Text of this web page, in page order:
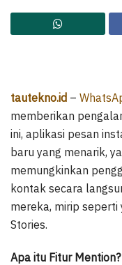
tautekno.id –
memberikan
ini, aplikasi pesan
baru yang menarik,
memungkinkan
kontak secara
mereka, mirip seperti
Stories.
Apa itu Fitur Mention?